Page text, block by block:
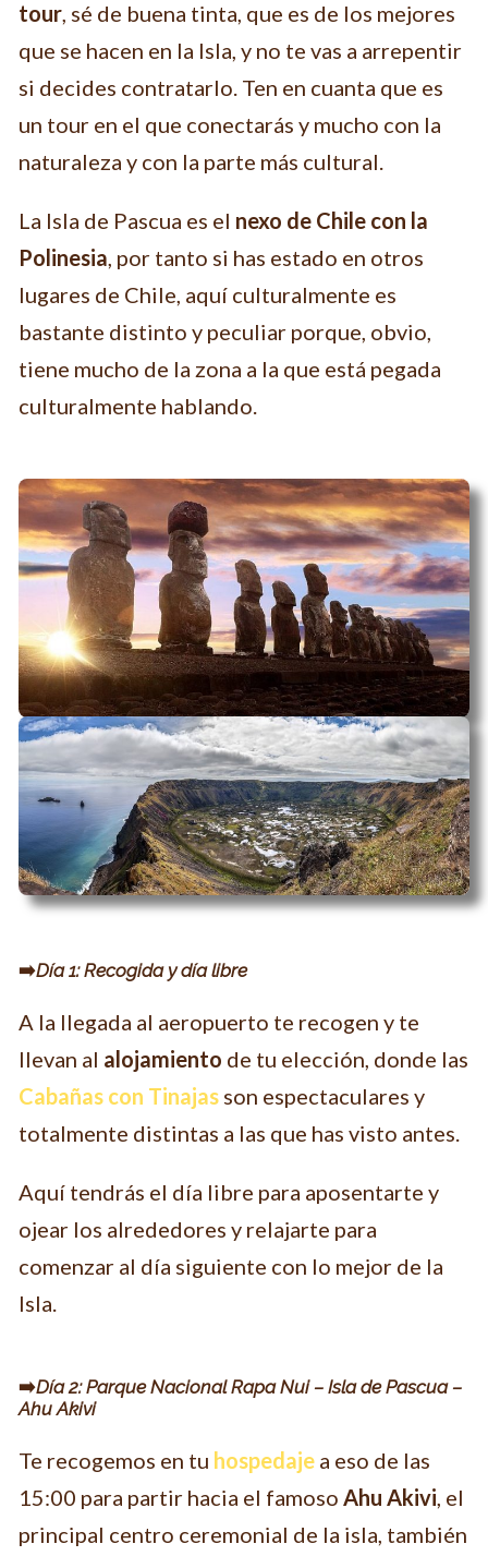
tour, sé de buena tinta, que es de los mejores
que se hacen en la Isla, y no te vas a arrepentir
si decides contratarlo. Ten en cuanta que es
un tour en el que conectarás y mucho con la
naturaleza y con la parte más cultural.
La Isla de Pascua es el nexo de Chile con la
Polinesia, por tanto si has estado en otros
lugares de Chile, aquí culturalmente es
bastante distinto y peculiar porque, obvio,
tiene mucho de la zona a la que está pegada
culturalmente hablando.
➡️Día 1: Recogida y día libre
A la llegada al aeropuerto te recogen y te
llevan al alojamiento de tu elección, donde las
Cabañas con Tinajas son espectaculares y
totalmente distintas a las que has visto antes.
Aquí tendrás el día libre para aposentarte y
ojear los alrededores y relajarte para
comenzar al día siguiente con lo mejor de la
Isla.
➡️Día 2: Parque Nacional Rapa Nui – Isla de Pascua –
Ahu Akivi
Te recogemos en tu hospedaje a eso de las
15:00 para partir hacia el famoso Ahu Akivi, el
principal centro ceremonial de la isla, también